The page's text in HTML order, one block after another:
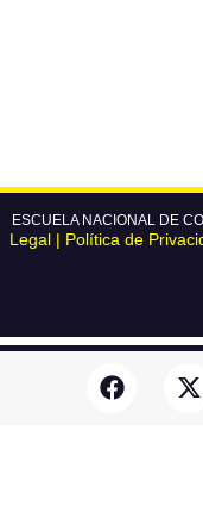
ESCUELA NACIONAL DE
Legal | Política de